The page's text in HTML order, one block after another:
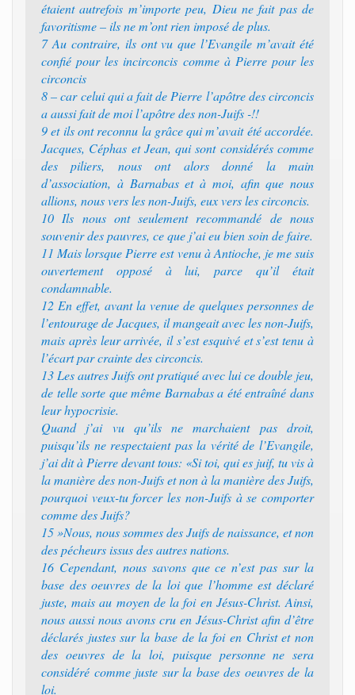
étaient autrefois m’importe peu, Dieu ne fait pas de
favoritisme – ils ne m’ont rien imposé de plus.
7 Au contraire, ils ont vu que l’Evangile m’avait été
confié pour les incirconcis comme à Pierre pour les
circoncis
8 – car celui qui a fait de Pierre l’apôtre des circoncis
a aussi fait de moi l’apôtre des non-Juifs -!!
9 et ils ont reconnu la grâce qui m’avait été accordée.
Jacques, Céphas et Jean, qui sont considérés comme
des piliers, nous ont alors donné la main
d’association, à Barnabas et à moi, afin que nous
allions, nous vers les non-Juifs, eux vers les circoncis.
10 Ils nous ont seulement recommandé de nous
souvenir des pauvres, ce que j’ai eu bien soin de faire.
11 Mais lorsque Pierre est venu à Antioche, je me suis
ouvertement opposé à lui, parce qu’il était
condamnable.
12 En effet, avant la venue de quelques personnes de
l’entourage de Jacques, il mangeait avec les non-Juifs,
mais après leur arrivée, il s’est esquivé et s’est tenu à
l’écart par crainte des circoncis.
13 Les autres Juifs ont pratiqué avec lui ce double jeu,
de telle sorte que même Barnabas a été entraîné dans
leur hypocrisie.
Quand j’ai vu qu’ils ne marchaient pas droit,
puisqu’ils ne respectaient pas la vérité de l’Evangile,
j’ai dit à Pierre devant tous: «Si toi, qui es juif, tu vis à
la manière des non-Juifs et non à la manière des Juifs,
pourquoi veux-tu forcer les non-Juifs à se comporter
comme des Juifs?
15 »Nous, nous sommes des Juifs de naissance, et non
des pécheurs issus des autres nations.
16 Cependant, nous savons que ce n’est pas sur la
base des oeuvres de la loi que l’homme est déclaré
juste, mais au moyen de la foi en Jésus-Christ. Ainsi,
nous aussi nous avons cru en Jésus-Christ afin d’être
déclarés justes sur la base de la foi en Christ et non
des oeuvres de la loi, puisque personne ne sera
considéré comme juste sur la base des oeuvres de la
loi.